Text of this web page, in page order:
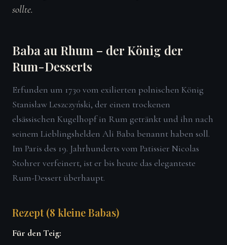
sollte.
Baba au Rhum – der König der
Rum-Desserts
Erfunden um 1730 vom exilierten polnischen König
Stanisław Leszczyński, der einen trockenen
elsässischen Kugelhopf in Rum getränkt und ihn nach
seinem Lieblingshelden Ali Baba benannt haben soll.
Im Paris des 19. Jahrhunderts vom Patissier Nicolas
Stohrer verfeinert, ist er bis heute das eleganteste
Rum-Dessert überhaupt.
Rezept (8 kleine Babas)
Für den Teig: